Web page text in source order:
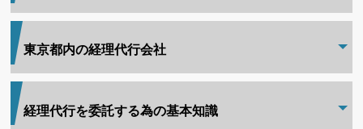
東京都内の経理代行会社
経理代行を委託する為の基本知識